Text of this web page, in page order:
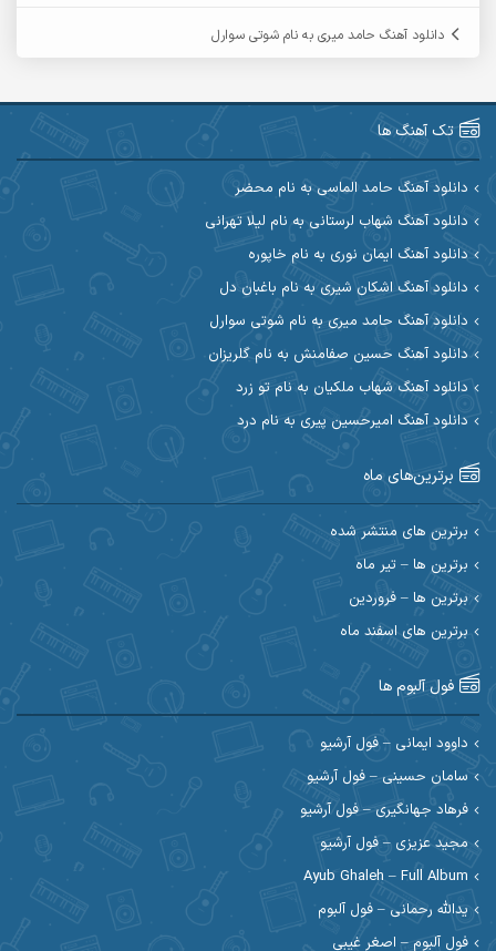
آرین صیادی
آرین مریدی
آوات بوکانی آوات یگانه
آیت احمدنژاد
ابراهیم شمس ابوالحسن جاویدان
ابی حسینی
احسان آیینفر احسان اصغری
احسان امیدوار
احسان حیدری احسان دریادل
احسان رمضانی احسان علیانی
احسان کریمی احسان کمری
احسان مرادیان احمد اسلامی
احمد بیرانوند
احمد صحراییان
احمد نازدار احمد نوریان
احمدرضا امرایی
ارسلان منصوری ارسی بند
دانلود آهنگ حامد میری به نام شوتی سوارل
تک آهنگ ها
دانلود آهنگ حامد الماسی به نام محضر
دانلود آهنگ شهاب لرستانی به نام لیلا تهرانی
دانلود آهنگ ایمان نوری به نام خاپوره
دانلود آهنگ اشکان شیری به نام باغبان دل
دانلود آهنگ حامد میری به نام شوتی سوارل
دانلود آهنگ حسین صفامنش به نام گلریزان
دانلود آهنگ شهاب ملکیان به نام تو زرد
دانلود آهنگ امیرحسین پیری به نام درد
برترین‌های ماه
برترین های منتشر شده
برترین ها – تیر ماه
برترین ها – فروردین
برترین های اسفند ماه
فول آلبوم ها
داوود ایمانی – فول آرشیو
سامان حسینی – فول آرشیو
فرهاد جهانگیری – فول آرشیو
مجید عزیزی – فول آرشیو
Ayub Ghaleh – Full Album
یدالله رحمانی – فول آلبوم
فول آلبوم – اصغر غیبی